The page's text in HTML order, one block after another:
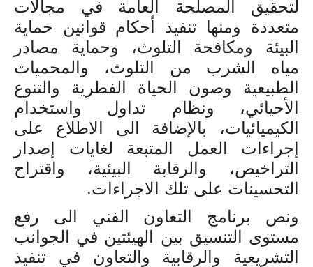
لتحقيق المصلحة العامة في مجالات
متعددة ومنها تنفيذ أحكام قوانين حماية
البيئة ومكافحة التلوث، وحماية مصادر
مياه الشرب من التلوث، والمحميات
الطبيعية وصون الحياة الفطرية والتنوع
الأحيائي، ونظام تداول واستخدام
الكيميائيات، بالإضافة الى الاطلاع على
إجراءات العمل المتبعة لغايات إصدار
التراخيص، والرقابة البيئية، واقتراح
التحسينات على تلك الاجراءات.
ونص برنامج التعاون الفني الى رفع
مستوى التنسيق بين الهيئتين في الجوانب
التشريعية والرقابية والتعاون في تنفيذ